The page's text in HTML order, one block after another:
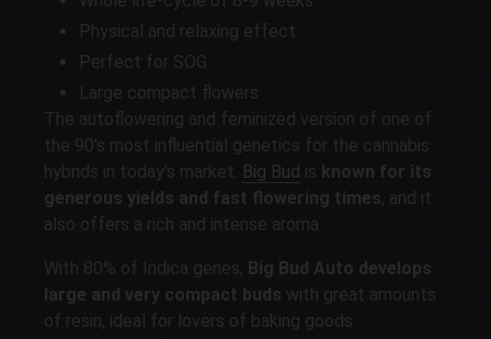
Physical and relaxing effect
Perfect for SOG
Large compact flowers
The autoflowering and feminized version of one of
the 90’s most influential genetics for the cannabis
hybrids in today's market. Big Bud is known for its
generous yields and fast flowering times, and it
also offers a rich and intense aroma.
With 80% of Indica genes, Big Bud Auto develops
large and very compact buds with great amounts
of resin, ideal for lovers of baking goods.